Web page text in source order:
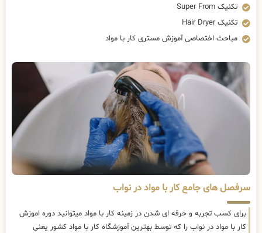
تکنیک Super From
تکنیک Hair Dryer
مباحث اختصاصی آموزش مستری کار با مواد
سرفصل های جامع کار با مواد در نواب
برای کسب تجربه و حرفه ای شدن در زمینه کار با مواد میتوانید دوره اموزش
کار با مواد در نواب را که توسط بهترینآموزشگاه کار با مواد کشور یعنی